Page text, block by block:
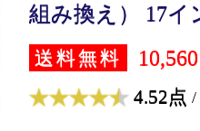
組み換え） 17イ
送料無料
4.52点 /